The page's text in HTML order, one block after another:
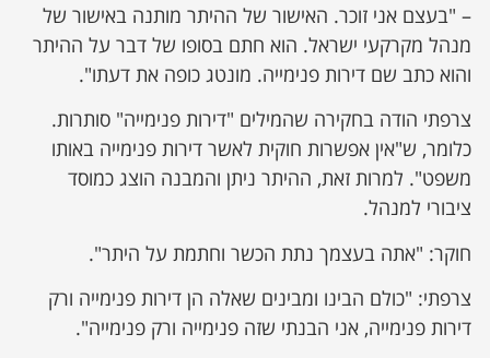
– "בעצם אני זוכר. האישור של ההיתר מותנה באישור של
מנהל מקרקעי ישראל. הוא חתם בסופו של דבר על ההיתר
והוא כתב שם דירות פנימייה. מונטג כופה את דעתו".
צרפתי הודה בחקירה שהמילים "דירות פנימייה" סותרות.
כלומר, ש"אין אפשרות חוקית לאשר דירות פנימייה באותו
משפט". למרות זאת, ההיתר ניתן והמבנה הוצג כמוסד
ציבורי למנהל.
חוקר: "אתה בעצמך נתת הכשר וחתמת על היתר".
צרפתי: "כולם הבינו ומבינים שאלה הן דירות פנימייה ורק
דירות פנימייה, אני הבנתי שזה פנימייה ורק פנימייה".